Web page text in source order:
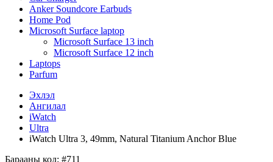
Anker Soundcore Earbuds
Home Pod
Microsoft Surface laptop
Microsoft Surface 13 inch
Microsoft Surface 12 inch
Laptops
Parfum
Эхлэл
Ангилал
iWatch
Ultra
iWatch Ultra 3, 49mm, Natural Titanium Anchor Blue
Барааны код: #711